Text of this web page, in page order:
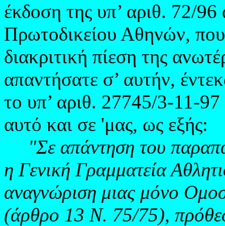
έκδοση της υπ’ αριθ. 72/
Πρωτοδικείου Αθηνών,
διακριτική πίεση της
απαντήσατε σ’ αυτήν,
το υπ’ αριθ. 27745/3-11-
αυτό και σε 'μας, ως εξής:
"Σε απάντηση του
η Γενική Γραμματεία
αναγνώριση μιας μόνο
(άρθρο 13 Ν. 75/75),